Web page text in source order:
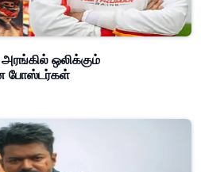
ஒலிக்கும்
போஸ்டர்கள்